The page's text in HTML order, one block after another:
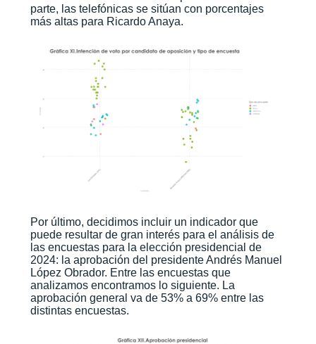
parte, las telefónicas se sitúan con porcentajes
más altas para Ricardo Anaya.
Por último, decidimos incluir un indicador que
puede resultar de gran interés para el análisis de
las encuestas para la elección presidencial de
2024: la aprobación del presidente Andrés Manuel
López Obrador. Entre las encuestas que
analizamos encontramos lo siguiente. La
aprobación general va de 53% a 69% entre las
distintas encuestas.